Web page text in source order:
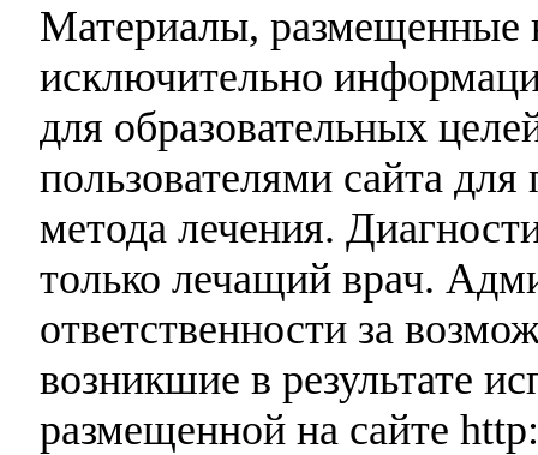
Материалы, размещенные
исключительно
для образовательных
пользователями сайта
метода лечения.
только лечащий врач.
ответственности за
возникшие в результате
размещенной на сайте